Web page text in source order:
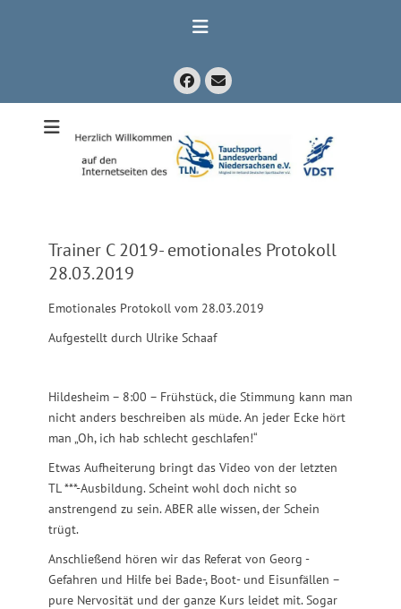
Facebook
E-
Mail
Tauchsport
Landesverband
Trainer C 2019- emotionales Protokoll
28.03.2019
Emotionales Protokoll vom 28.03.2019
Aufgestellt durch Ulrike Schaaf
Hildesheim – 8:00 – Frühstück, die Stimmung kann man
nicht anders beschreiben als müde. An jeder Ecke hört
man „Oh, ich hab schlecht geschlafen!“
Etwas Aufheiterung bringt das Video von der letzten
TL ***-Ausbildung. Scheint wohl doch nicht so
anstrengend zu sein. ABER alle wissen, der Schein
trügt.
Anschließend hören wir das Referat von Georg -
Gefahren und Hilfe bei Bade-, Boot- und Eisunfällen –
pure Nervosität und der ganze Kurs leidet mit. Sogar